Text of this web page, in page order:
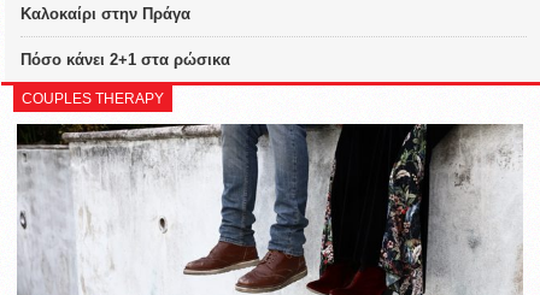
Καλοκαίρι στην Πράγα
Πόσο κάνει 2+1 στα ρώσικα
COUPLES THERAPY